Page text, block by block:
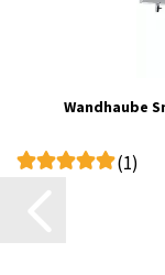
Wandhaube
(1)